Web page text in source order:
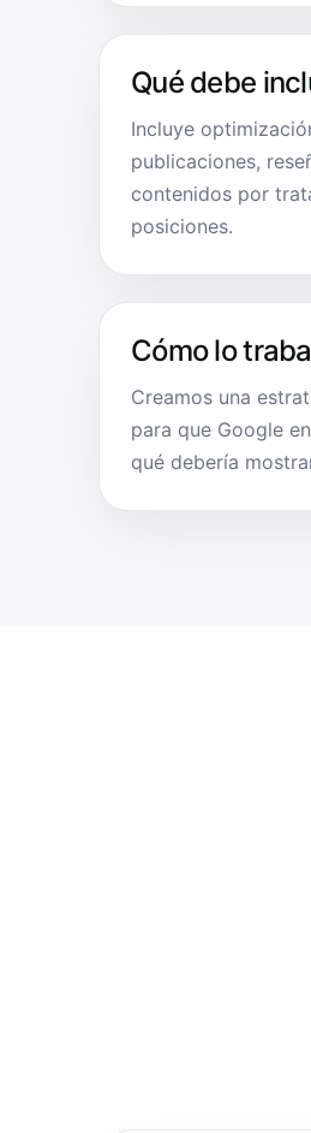
Qué debe
Incluye
publicaciones,
contenidos por
posiciones.
Cómo lo
Creamos una
para que Google
qué debería